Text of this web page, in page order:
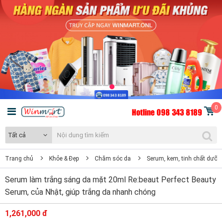
Hotline 098 343 8189 0
Tất cả
Trang chủ Khỏe & Đẹp Chăm sóc da Serum, kem, tinh chất
Serum làm trắng sáng da mặt 20ml Re:beaut Perfect Beauty
Serum, của Nhật, giúp trắng da nhanh chóng
1,261,000 đ